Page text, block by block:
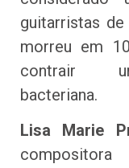
guitarristas
morreu em
contrair
bacteriana.
Lisa Marie